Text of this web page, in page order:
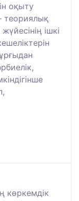
оқыту
теориялық
жүйесінің ішкі
көркемдік